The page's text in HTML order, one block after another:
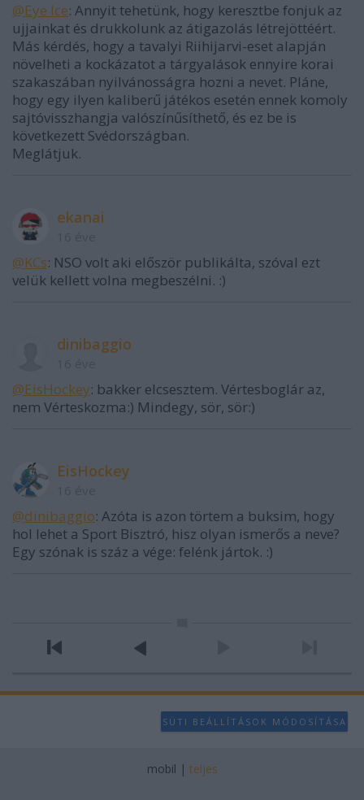
@Eye Ice: Annyit tehetünk, hogy keresztbe fonjuk az
ujjainkat és drukkolunk az átigazolás létrejöttéért.
Más kérdés, hogy a tavalyi Riihijarvi-eset alapján
növelheti a kockázatot a tárgyalások ennyire korai
szakaszában nyilvánosságra hozni a nevet. Pláne,
hogy egy ilyen kaliberű játékos esetén ennek komoly
sajtóvisszhangja valószínűsíthető, és ez be is
következett Svédországban.
Meglátjuk.
ekanai
@KCs: NSO volt aki először publikálta, szóval ezt
velük kellett volna megbeszélni. :)
dinibaggio
@EisHockey: bakker elcsesztem. Vértesboglár az,
nem Vérteskozma:) Mindegy, sör, sör:)
EisHockey
@dinibaggio: Azóta is azon törtem a buksim, hogy
hol lehet a Sport Bisztró, hisz olyan ismerős a neve?
Egy szónak is száz a vége: felénk jártok. :)
SÜTI BEÁLLÍTÁSOK MÓDOSÍTÁSA
mobil | teljes